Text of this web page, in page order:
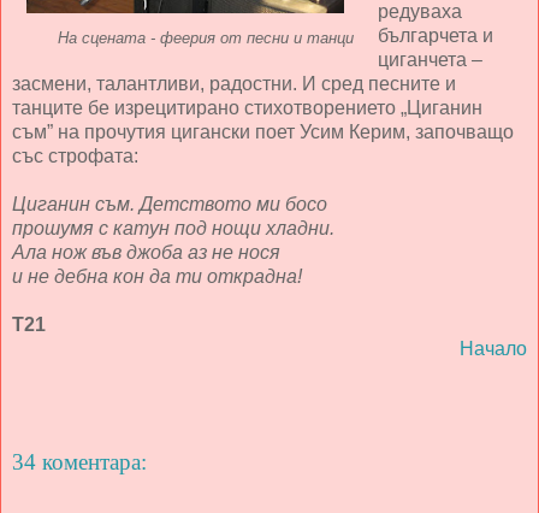
На сцената - феерия от песни и танци
редуваха
българчета и
циганчета –
засмени, талантливи, радостни. И сред песните и
танците бе изрецитирано стихотворението „Циганин
съм” на прочутия цигански поет Усим Керим, започващо
със строфата:
Циганин съм. Детството ми босо
прошумя с катун под нощи хладни.
Ала нож във джоба аз не нося
и не дебна кон да ти открадна!
Т21
Начало
34 коментара: